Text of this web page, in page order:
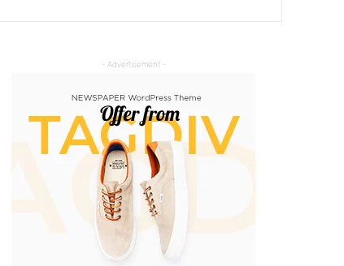
- Advertisement -